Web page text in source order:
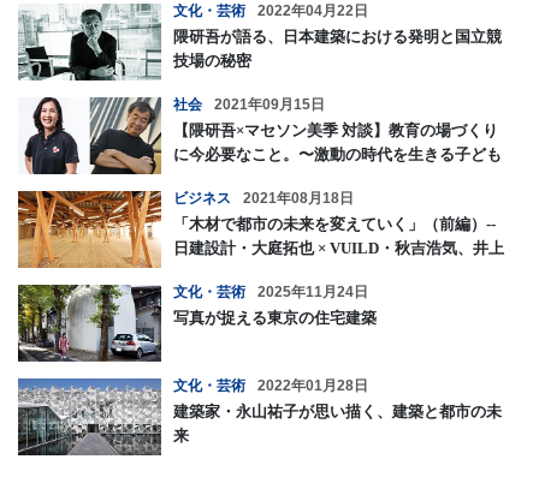
文化・芸術 2022年04月22日
隈研吾が語る、日本建築における発明と国立競
技場の秘密
社会 2021年09月15日
【隈研吾×マセソン美季 対談】教育の場づくり
に今必要なこと。〜激動の時代を生きる子ども
ビジネス 2021年08月18日
「木材で都市の未来を変えていく」（前編）--
日建設計・大庭拓也 × VUILD・秋吉浩気、井上
文化・芸術 2025年11月24日
写真が捉える東京の住宅建築
文化・芸術 2022年01月28日
建築家・永山祐子が思い描く、建築と都市の未
来